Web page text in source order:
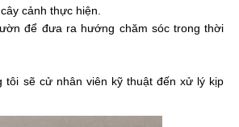
cảnh thực hiện.
để đưa ra hướng chăm sóc trong thời
sẽ cử nhân viên kỹ thuật đến xử lý kịp